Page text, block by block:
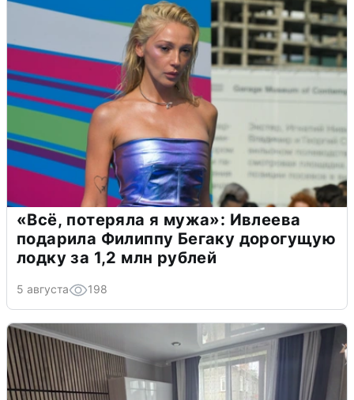
«Всё, потеряла я мужа»: Ивлеева
подарила Филиппу Бегаку дорогущую
лодку за 1,2 млн рублей
5 августа 198